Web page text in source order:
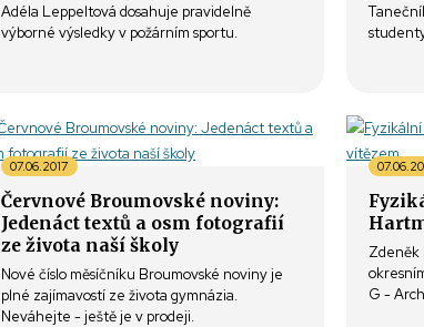
Adéla Leppeltová dosahuje pravidelně
výborné výsledky v požárním sportu.
Červnové Broumovské noviny:
Jedenáct textů a osm fotografií
ze života naší školy
07.06.2017
Nové číslo měsíčníku Broumovské noviny je
plné zajímavostí ze života gymnázia.
Neváhejte - ještě je v prodeji.
Zdeněk
G -